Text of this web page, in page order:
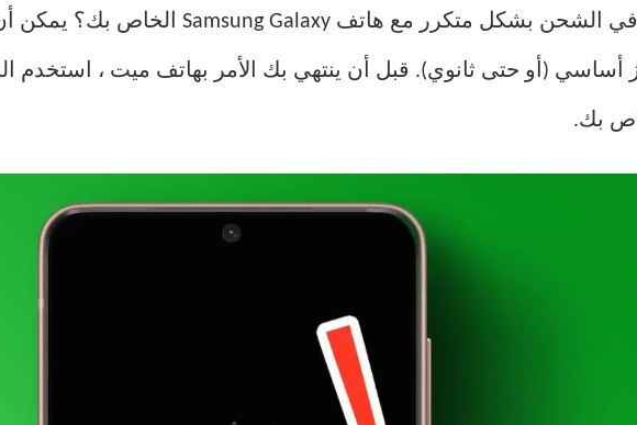
أساسي (أو حتى ثانوي). قبل أن ينتهي بك الأمر بهاتف ميت ، استخدم